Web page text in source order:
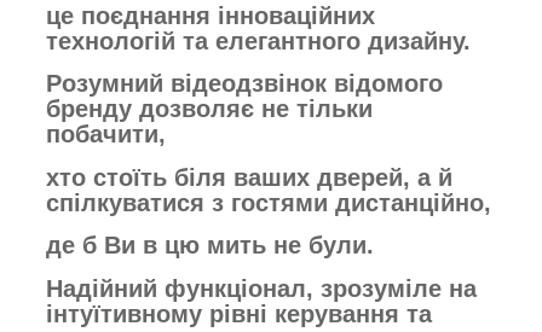
це поєднання інноваційних
технологій та елегантного дизайну.
Розумний відеодзвінок відомого
бренду дозволяє не тільки
побачити,
хто стоїть біля ваших дверей, а й
спілкуватися з гостями дистанційно,
де б Ви в цю мить не були.
Надійний функціонал, зрозуміле на
інтуїтивному рівні керування та